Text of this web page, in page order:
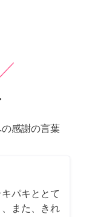
感謝の言葉
パキととて
また、きれ